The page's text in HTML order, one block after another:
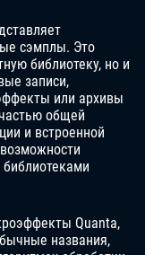
сэмплы. Это
библиотеку, но и
записи,
или архивы
общей
и встроенной
Quanta,
названия,